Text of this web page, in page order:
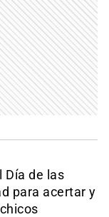
Día de las
para acertar y